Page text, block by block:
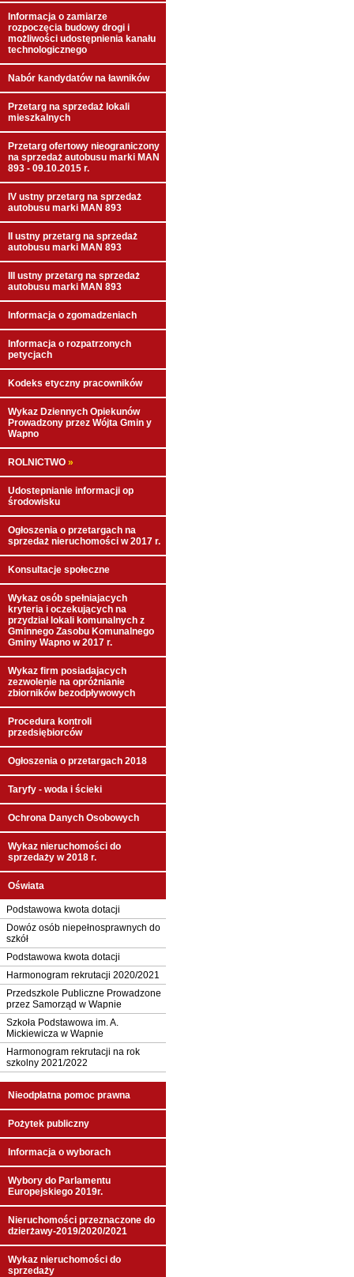
Informacja o zamiarze
rozpoczęcia budowy drogi i
możliwości udostępnienia kanału
technologicznego
Nabór kandydatów na ławników
Przetarg na sprzedaż lokali
mieszkalnych
Przetarg ofertowy nieograniczony
na sprzedaż autobusu marki MAN
893 - 09.10.2015 r.
IV ustny przetarg na sprzedaż
autobusu marki MAN 893
II ustny przetarg na sprzedaż
autobusu marki MAN 893
III ustny przetarg na sprzedaż
autobusu marki MAN 893
Informacja o zgomadzeniach
Informacja o rozpatrzonych
petycjach
Kodeks etyczny pracowników
Wykaz Dziennych Opiekunów
Prowadzony przez Wójta Gmin y
Wapno
ROLNICTWO »
Udostepnianie informacji op
środowisku
Ogłoszenia o przetargach na
sprzedaż nieruchomości w 2017 r.
Konsultacje społeczne
Wykaz osób spełniajacych
kryteria i oczekujących na
przydział lokali komunalnych z
Gminnego Zasobu Komunalnego
Gminy Wapno w 2017 r.
Wykaz firm posiadajacych
zezwolenie na opróżnianie
zbiorników bezodpływowych
Procedura kontroli
przedsiębiorców
Ogłoszenia o przetargach 2018
Taryfy - woda i ścieki
Ochrona Danych Osobowych
Wykaz nieruchomości do
sprzedaży w 2018 r.
Oświata
Podstawowa kwota dotacji
Dowóz osób niepełnosprawnych do
szkół
Podstawowa kwota dotacji
Harmonogram rekrutacji 2020/2021
Przedszkole Publiczne Prowadzone
przez Samorząd w Wapnie
Szkoła Podstawowa im. A.
Mickiewicza w Wapnie
Harmonogram rekrutacji na rok
szkolny 2021/2022
Nieodpłatna pomoc prawna
Pożytek publiczny
Informacja o wyborach
Wybory do Parlamentu
Europejskiego 2019r.
Nieruchomości przeznaczone do
dzierżawy-2019/2020/2021
Wykaz nieruchomości do
sprzedaży